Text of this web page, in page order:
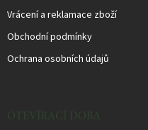
Vrácení a reklamace zboží
Obchodní podmínky
Ochrana osobních údajů
OTEVÍRACÍ DOBA